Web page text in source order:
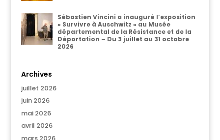
Sébastien Vincini a inauguré l’exposition
« Survivre à Auschwitz » au Musée
départemental de la Résistance et de la
Déportation – Du 3 juillet au 31 octobre
2026
Archives
juillet 2026
juin 2026
mai 2026
avril 2026